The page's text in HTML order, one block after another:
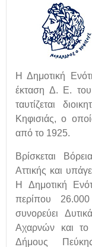
Η Δημοτική
έκταση Δ. Ε. του
ταυτίζεται
Κηφισιάς, ο
από το 1925.
Βρίσκεται
Αττικής και
Η Δημοτική
περίπου
συνορεύει
Αχαρνών και
Δήμους